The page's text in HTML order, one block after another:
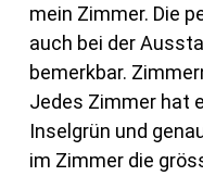
mein Zimmer. Die
auch bei der
bemerkbar.
Jedes Zimmer hat
Inselgrün und
im Zimmer die